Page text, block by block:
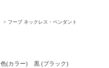
> フープ ネックレス・ペンダント
色(カラー)
黒 (ブラック)